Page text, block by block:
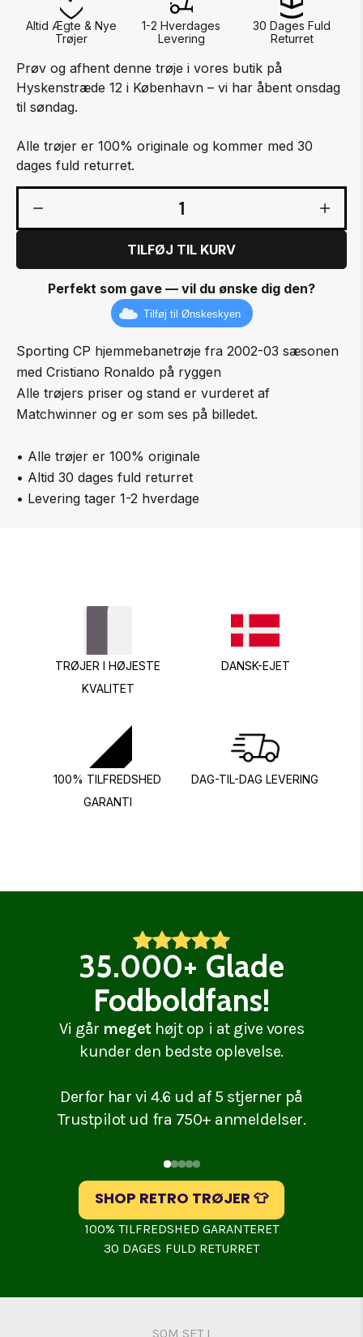
Altid Ægte & Nye
Trøjer
1-2 Hverdages
Levering
30 Dages Fuld
Returret
Prøv og afhent denne trøje i vores butik på
Hyskenstræde 12 i København – vi har åbent onsdag
til søndag.
Alle trøjer er 100% originale og kommer med 30
dages fuld returret.
1
TILFØJ TIL KURV
Perfekt som gave — vil du ønske dig den?
Tilføj til Ønskeskyen
Sporting CP hjemmebanetrøje fra 2002-03 sæsonen
med Cristiano Ronaldo på ryggen
Alle trøjers priser og stand er vurderet af
Matchwinner og er som ses på billedet.
• Alle trøjer er 100% originale
• Altid 30 dages fuld returret
• Levering tager 1-2 hverdage
TRØJER I HØJESTE
KVALITET
DANSK-EJET
100% TILFREDSHED
GARANTI
DAG-TIL-DAG LEVERING
35.000+ Glade
Fodboldfans!
Vi går megethøjt op i at give vores
kunder den bedste oplevelse.
Derfor har vi 4.6 ud af 5 stjerner på
Trustpilot ud fra 750+ anmeldelser.
SHOP RETRO TRØJER 👕
100% TILFREDSHED GARANTERET
30 DAGES FULD RETURRET
SOM SET I